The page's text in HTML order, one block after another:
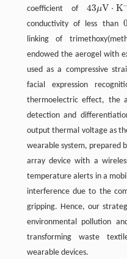
coefficient of 43μV ⋅ K−
43μV⋅K - 1
conductivity of less than
linking of
endowed the aerogel with
used as a compressive
facial expression
thermoelectric effect, the
detection and
output thermal voltage as
wearable system, prepared
array device with a
temperature alerts in a
interference due to the
gripping. Hence, our
environmental pollution
transforming waste
wearable devices.